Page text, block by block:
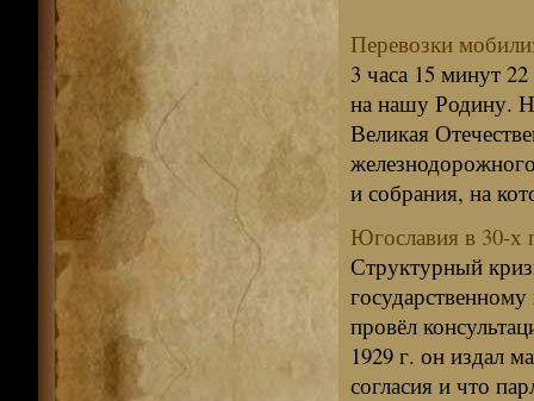
Перевозки
3 часа 15 минут
на нашу Родину.
Великая
и собрания, на
Югославия в 30-х
Структурный
провёл
1929 г. он издал
согласия и что